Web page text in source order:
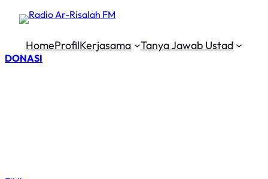
HomeProfilKerjasama Tanya Jawab Ustad
DONASI